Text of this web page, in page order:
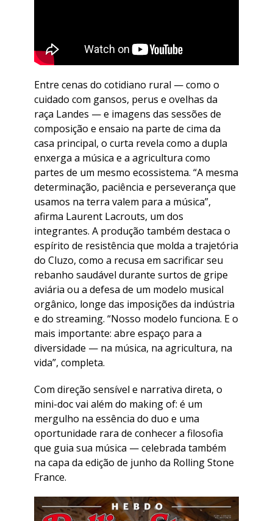
Entre cenas do cotidiano rural — como o
cuidado com gansos, perus e ovelhas da
raça Landes — e imagens das sessões de
composição e ensaio na parte de cima da
casa principal, o curta revela como a dupla
enxerga a música e a agricultura como
partes de um mesmo ecossistema. “A mesma
determinação, paciência e perseverança que
usamos na terra valem para a música”,
afirma Laurent Lacrouts, um dos
integrantes. A produção também destaca o
espírito de resistência que molda a trajetória
do Cluzo, como a recusa em sacrificar seu
rebanho saudável durante surtos de gripe
aviária ou a defesa de um modelo musical
orgânico, longe das imposições da indústria
e do streaming. “Nosso modelo funciona. E o
mais importante: abre espaço para a
diversidade — na música, na agricultura, na
vida”, completa.
Com direção sensível e narrativa direta, o
mini-doc vai além do making of: é um
mergulho na essência do duo e uma
oportunidade rara de conhecer a filosofia
que guia sua música — celebrada também
na capa da edição de junho da Rolling Stone
France.